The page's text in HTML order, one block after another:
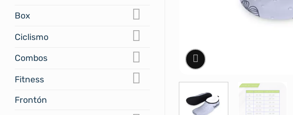
Box
Ciclismo
Combos
Fitness
Frontón